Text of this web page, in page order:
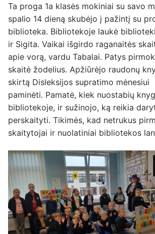
Ta proga 1a klasės mokiniai su savo
spalio 14 dieną skubėjo į pažintį su
biblioteka. Bibliotekoje laukė
ir Sigita. Vaikai išgirdo raganaitės
apie vorą, vardu Tabalai. Patys
skaitė žodelius. Apžiūrėjo raudonų
skirtą Disleksijos supratimo mėnesiui
paminėti. Pamatė, kiek nuostabių
bibliotekoje, ir sužinojo, ką reikia
perskaityti. Tikimės, kad netrukus
skaitytojai ir nuolatiniai bibliotekos